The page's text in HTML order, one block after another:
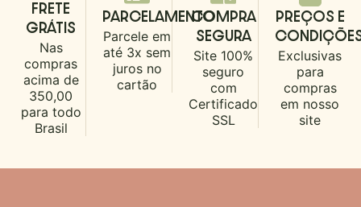
FRETE
GRÁTIS
Nas
compras
acima de
350,00
para todo
Brasil
PARCELAMENTO
Parcele em
até 3x sem
juros no
cartão
COMPRA
SEGURA
Site 100%
seguro
com
Certificado
SSL
PREÇOS E
Exclusivas
para
compras
em nosso
site